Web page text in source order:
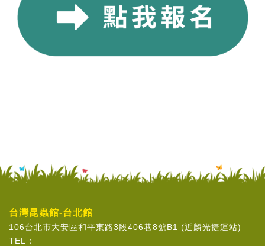
台灣昆蟲館-台北館
106台北市大安區和平東路3段406巷8號B1 (近麟光捷運站)
TEL：